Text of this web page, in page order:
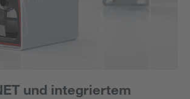
und integriertem